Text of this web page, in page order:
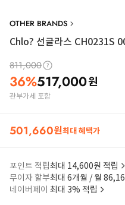
OTHER BRANDS
Chlo? 선글라스 CH0231S
811,000
36%517,000원
관부가세 포함
501,660원최대 혜택가
포인트 적립최대 14,600원 적립
무이자 할부최대 6개월 / 월
네이버페이 최대 3% 적립